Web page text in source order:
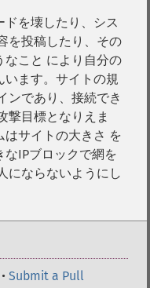
を壊したり、シス
を投稿したり、その
なこと により自分の
ます。サイトの規
ンであり、接続でき
撃目標となりえま
サイトの大きさ を
IPブロックで網を
にならないようにし
• Submit a Pull